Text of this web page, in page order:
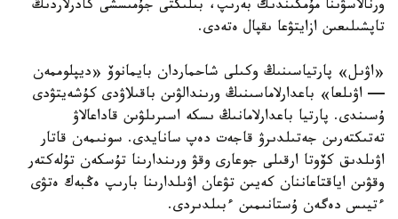
ورنالاسۋىنا مۇمكىندىك بەرىپ، بىلىكتى جۇمىسشى كادرلاردىڭ
تاپشىلىعىن ازايتۋعا ىقپال ەتەدى.
«اۋىل» پارتياسىنىڭ وكىلى شاحماردان بايمانوۆ «ديپلوممەن
— اۋىلعا» باعدارلاماسىنىڭ ورىندالۋىن باقىلاۋدى كۇشەيتۋدى
ۇسىندى. پارتيا باعدارلامانىڭ ىسكە اسىرىلۋىن قاداعالاۋ
تەتىكتەرىن جەتىلدىرۋ قاجەت دەپ سانايدى. سونىمەن قاتار
اۋىلدىق كۆوتا ارقىلى جوعارى وقۋ ورىندارىنا تۇسكەن تۇلەكتەر
وقۋىن اياقتاعاننان كەيىن تۋعان اۋىلدارىنا بارىپ ەڭبەك ەتۋى
ءتيىس دەگەن ۇستانىمىن ءبىلدىردى.